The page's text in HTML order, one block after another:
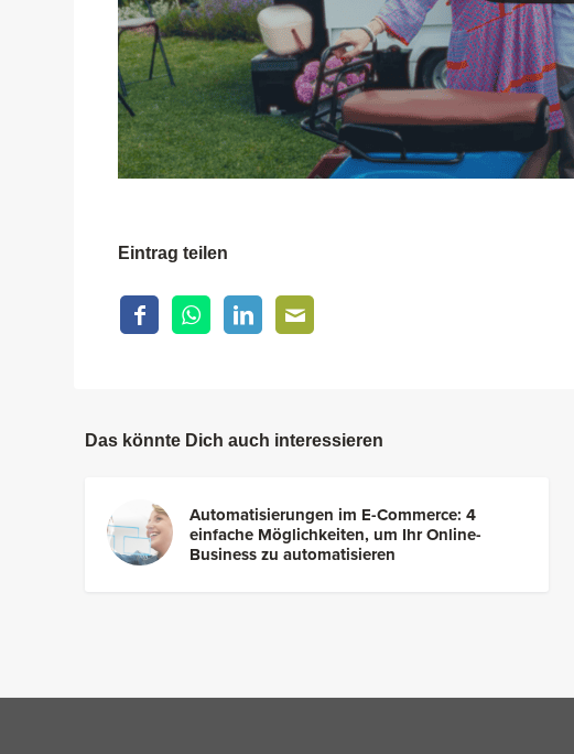
Eintrag teilen
Das könnte Dich auch interessieren
Automatisierungen im E-Commerce: 4
einfache Möglichkeiten, um Ihr Online-
Business zu automatisieren